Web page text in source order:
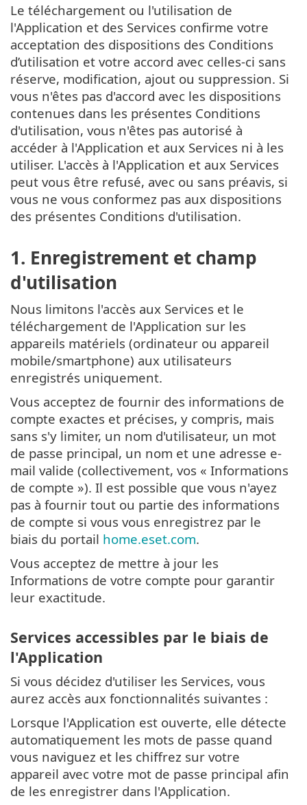
Le téléchargement ou l'utilisation de
l'Application et des Services confirme votre
acceptation des dispositions des Conditions
d’utilisation et votre accord avec celles-ci sans
réserve, modification, ajout ou suppression. Si
vous n'êtes pas d'accord avec les dispositions
contenues dans les présentes Conditions
d'utilisation, vous n'êtes pas autorisé à
accéder à l'Application et aux Services ni à les
utiliser. L'accès à l'Application et aux Services
peut vous être refusé, avec ou sans préavis, si
vous ne vous conformez pas aux dispositions
des présentes Conditions d'utilisation.
1. Enregistrement et champ
d'utilisation
Nous limitons l'accès aux Services et le
téléchargement de l'Application sur les
appareils matériels (ordinateur ou appareil
mobile/smartphone) aux utilisateurs
enregistrés uniquement.
Vous acceptez de fournir des informations de
compte exactes et précises, y compris, mais
sans s'y limiter, un nom d'utilisateur, un mot
de passe principal, un nom et une adresse e-
mail valide (collectivement, vos « Informations
de compte »). Il est possible que vous n'ayez
pas à fournir tout ou partie des informations
de compte si vous vous enregistrez par le
biais du portail home.eset.com.
Vous acceptez de mettre à jour les
Informations de votre compte pour garantir
leur exactitude.
Services accessibles par le biais de
l'Application
Si vous décidez d'utiliser les Services, vous
aurez accès aux fonctionnalités suivantes :
Lorsque l'Application est ouverte, elle détecte
automatiquement les mots de passe quand
vous naviguez et les chiffrez sur votre
appareil avec votre mot de passe principal afin
de les enregistrer dans l'Application.